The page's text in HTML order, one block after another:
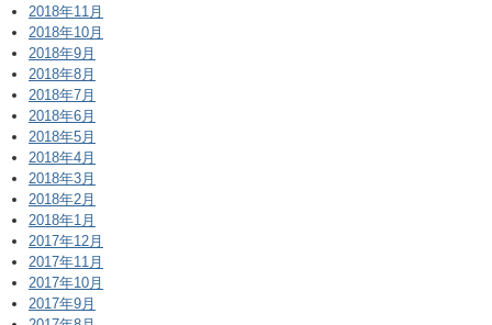
2018年11月
2018年10月
2018年9月
2018年8月
2018年7月
2018年6月
2018年5月
2018年4月
2018年3月
2018年2月
2018年1月
2017年12月
2017年11月
2017年10月
2017年9月